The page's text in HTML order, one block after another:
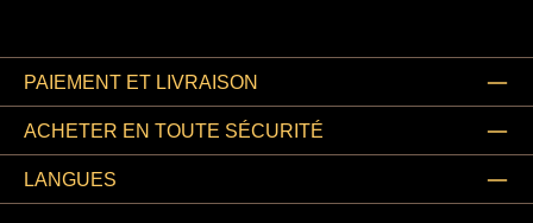
PAIEMENT ET LIVRAISON
ACHETER EN TOUTE SÉCURITÉ
LANGUES